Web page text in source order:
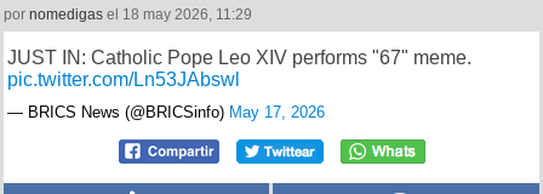
por nomedigas el 18 may 2026, 11:29
JUST IN: Catholic Pope Leo XIV performs "67" meme.
pic.twitter.com/Ln53JAbswl
— BRICS News (@BRICSinfo) May 17, 2026